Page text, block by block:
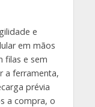
e
em mãos
filas e sem
a ferramenta,
prévia
a compra, o